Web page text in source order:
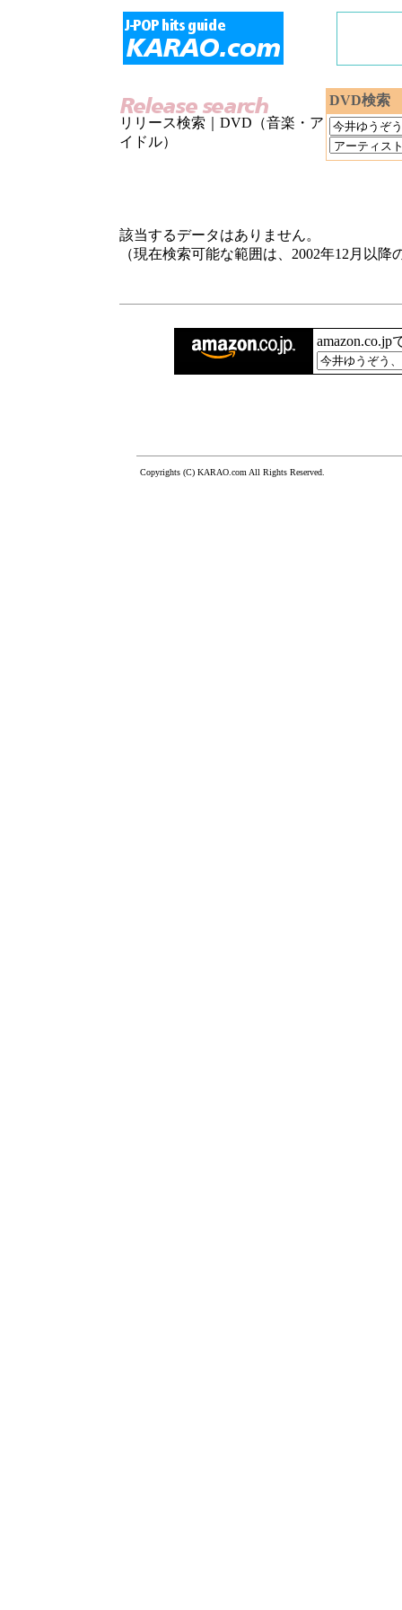
リリース検索｜DVD（音楽・ア
イドル）
DVD検索
該当するデータはありません。
（現在検索可能な範囲は、2002年12月以
amazon.co.jp
Copyrights (C) KARAO.com All Rights Reserved.